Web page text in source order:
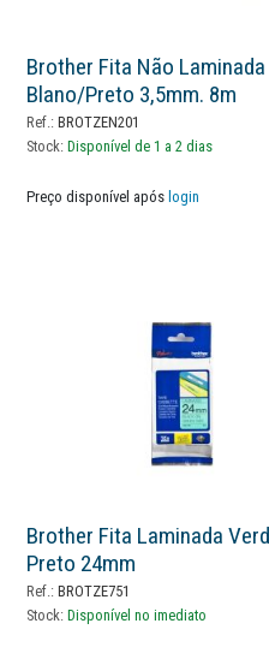
Brother Fita Não Laminada
Blano/preto 3,5mm. 8m
Ref.:BROTZEN201
Stock: Disponível de 1 a 2 dias
Preço disponível após login
Brother Fita Laminada
Preto 24mm
Ref.:BROTZE751
Stock: Disponível no imediato